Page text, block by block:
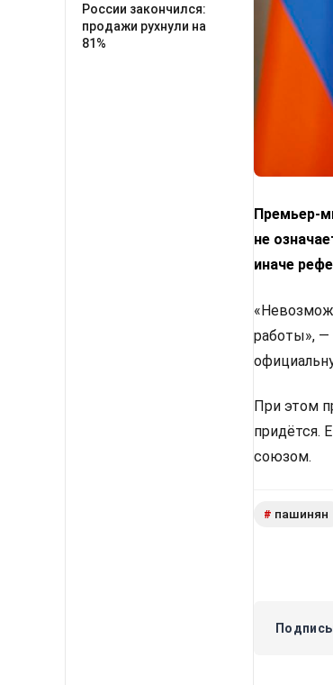
России закончился:
продажи рухнули на
81%
Премьер-
не
иначе
работы», —
При этом
придётся.
союзом.
# пашинян